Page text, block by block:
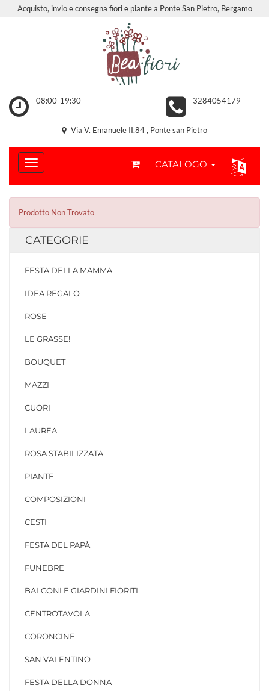
Acquisto, invio e consegna fiori e piante a Ponte San Pietro, Bergamo
08:00-19:30 3284054179
Via V. Emanuele II,84 , Ponte san Pietro
CATALOGO
Prodotto Non Trovato
CATEGORIE
FESTA DELLA MAMMA
IDEA REGALO
ROSE
LE GRASSE!
BOUQUET
MAZZI
CUORI
LAUREA
ROSA STABILIZZATA
PIANTE
COMPOSIZIONI
CESTI
FESTA DEL PAPÀ
FUNEBRE
BALCONI E GIARDINI FIORITI
CENTROTAVOLA
CORONCINE
SAN VALENTINO
FESTA DELLA DONNA